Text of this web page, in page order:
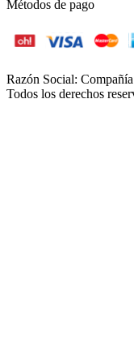
Métodos de pago
Razón Social:
Todos los derechos